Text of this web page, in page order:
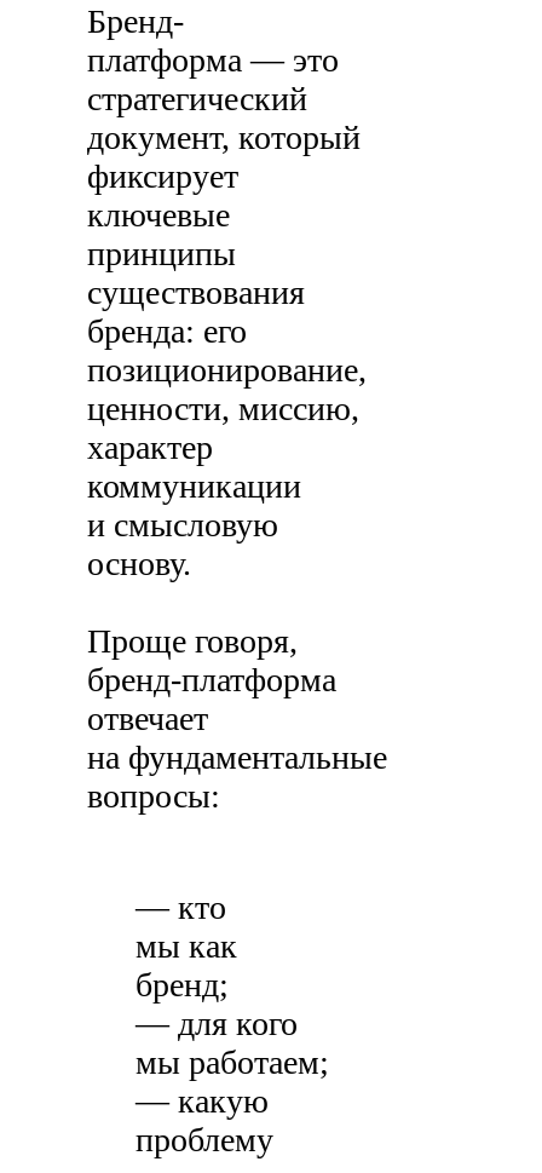
Бренд-
платформа — это
стратегический
документ, который
фиксирует
ключевые
принципы
существования
бренда: его
позиционирование,
ценности, миссию,
характер
коммуникации
и смысловую
основу.
Проще говоря,
бренд-платформа
отвечает
на фундаментальные
вопросы:
— кто
мы как
бренд;
— для кого
мы работаем;
— какую
проблему